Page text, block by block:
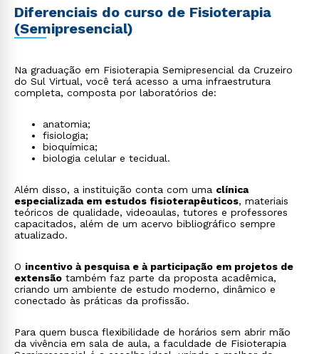
tecnologia assistiva
- desenvolvimento e adaptação
de dispositivos que promovem a autonomia de
pessoas com deficiência;
atuação em empresas e ergonomia
Diferenciais do curso de Fisioterapia
(Semipresencial)
Na graduação em Fisioterapia Semipresencial da Cruzeiro
do Sul Virtual, você terá acesso a uma infraestrutura
completa, composta por laboratórios de:
anatomia;
fisiologia;
bioquímica;
biologia celular e tecidual.
Além disso, a instituição conta com uma clínica
especializada em estudos fisioterapêuticos, materiais
teóricos de qualidade, videoaulas, tutores e professores
capacitados, além de um acervo bibliográfico sempre
atualizado.
O incentivo à pesquisa e à participação em projetos de
extensão também faz parte da proposta acadêmica,
criando um ambiente de estudo moderno, dinâmico e
conectado às práticas da profissão.
Para quem busca flexibilidade de horários sem abrir mão
da vivência em sala de aula, a faculdade de Fisioterapia
Rápido e fácil
WhatsApp